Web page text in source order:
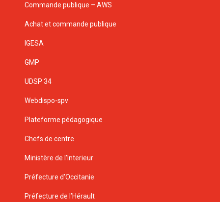
Commande publique – AWS
Achat et commande publique
IGESA
GMP
UDSP 34
Webdispo-spv
Plateforme pédagogique
Chefs de centre
Ministère de l’Interieur
Préfecture d’Occitanie
Préfecture de l’Hérault